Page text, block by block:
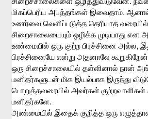
மிகப்பெரிய அபத்தங்கள் இவைதாம்.
உணர்வை வெளிப்படுத்த தெரியாத வரையில்
சிறைசாலையையும் ஒழிக்க முடியாது என
உண்மையில் ஒரு குற்ற பிரச்சினை அல்ல,
பிரச்சினையே என்று அதனாலே கூறுகிறேன்
ஒரு சிறைச்சாலையில் தள்ளினால் நான்
மனிதர்களுடன் மிக இயல்பாக இருந்து
பொறுத்தவரையில் அவர்கள் குற்றவாளிகள்
மனிதர்களே.
அண்மையில் இதைக் குறித்த ஒரு